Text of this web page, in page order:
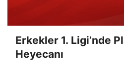
Erkekler 1. Ligi’nde
Heyecanı